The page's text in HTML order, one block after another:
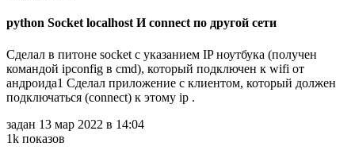
python Socket localhost И connect по другой сети
Сделал в питоне socket с указанием IP ноутбука (получен
командой ipconfig в cmd), который подключен к wifi от
андроида1 Сделал приложение с клиентом, который должен
подключаться (connect) к этому ip .
задан 13 мар 2022 в 14:04
1k показов